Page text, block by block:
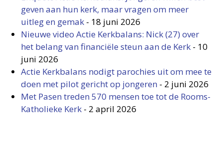
geven aan hun kerk, maar vragen om meer
uitleg en gemak - 18 juni 2026
Nieuwe video Actie Kerkbalans: Nick (27) over
het belang van financiële steun aan de Kerk - 10
juni 2026
Actie Kerkbalans nodigt parochies uit om mee te
doen met pilot gericht op jongeren - 2 juni 2026
Met Pasen treden 570 mensen toe tot de Rooms-
Katholieke Kerk - 2 april 2026